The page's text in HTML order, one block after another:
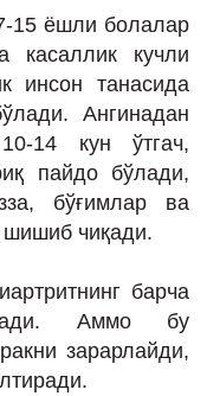
15 ёшли болалар
касаллик кучли
инсон танасида
Ангинадан
14 кун ўтгач,
пайдо бўлади,
бўғимлар ва
шишиб чиқади.
барча
Аммо бу
зарарлайди,